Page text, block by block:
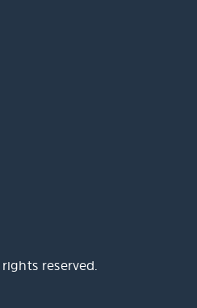
reserved.